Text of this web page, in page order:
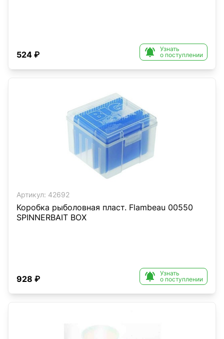
524 ₽ 
Узнать
о поступлении
Артикул: 42692
Коробка рыболовная пласт. Flambeau 00550
SPINNERBAIT BOX
928 ₽ 
Узнать
о поступлении